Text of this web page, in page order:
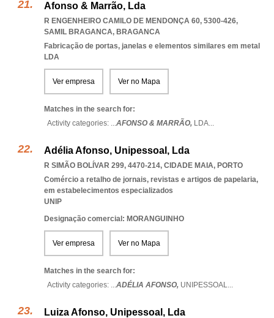
Afonso & Marrão, Lda
R ENGENHEIRO CAMILO DE MENDONÇA 60, 5300-426,
SAMIL BRAGANCA, BRAGANCA
Fabricação de portas, janelas e elementos similares em metal
LDA
Ver empresa Ver no Mapa
Matches in the search for:
Activity categories: ...AFONSO & MARRÃO, LDA...
Adélia Afonso, Unipessoal, Lda
R SIMÃO BOLÍVAR 299, 4470-214, CIDADE MAIA, PORTO
Comércio a retalho de jornais, revistas e artigos de papelaria,
em estabelecimentos especializados
UNIP
Designação comercial: MORANGUINHO
Ver empresa Ver no Mapa
Matches in the search for:
Activity categories: ...ADÉLIA AFONSO, UNIPESSOAL...
Luiza Afonso, Unipessoal, Lda